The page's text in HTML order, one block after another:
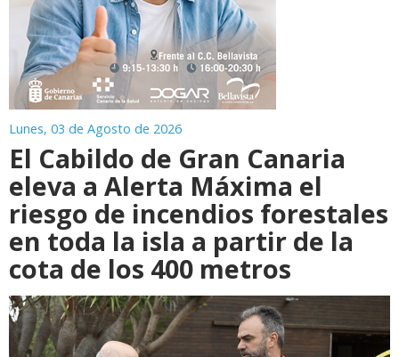
Lunes, 03 de Agosto de 2026
El Cabildo de Gran Canaria
eleva a Alerta Máxima el
riesgo de incendios forestales
en toda la isla a partir de la
cota de los 400 metros